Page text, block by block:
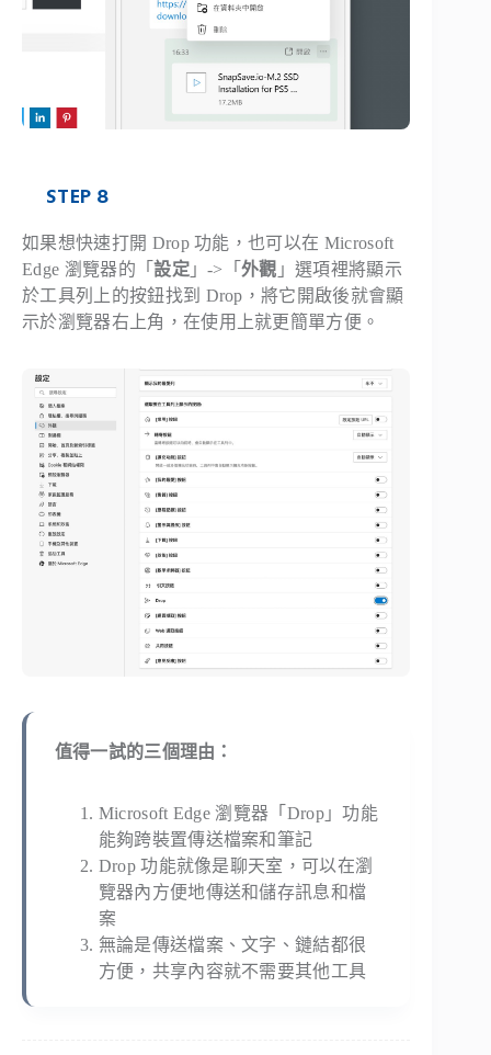
STEP 8
如果想快速打開 Drop 功能，也可以在 Microsoft
Edge 瀏覽器的「設定」->「外觀 」選項裡將顯示
於工具列上的按鈕找到 Drop，將它開啟後就會顯
示於瀏覽器右上角，在使用上就更簡單方便。
值得一試的三個理由：
Microsoft Edge 瀏覽器「Drop」功能
能夠跨裝置傳送檔案和筆記
Drop 功能就像是聊天室，可以在瀏
覽器內方便地傳送和儲存訊息和檔
案
無論是傳送檔案、文字、鏈結都很
方便，共享內容就不需要其他工具